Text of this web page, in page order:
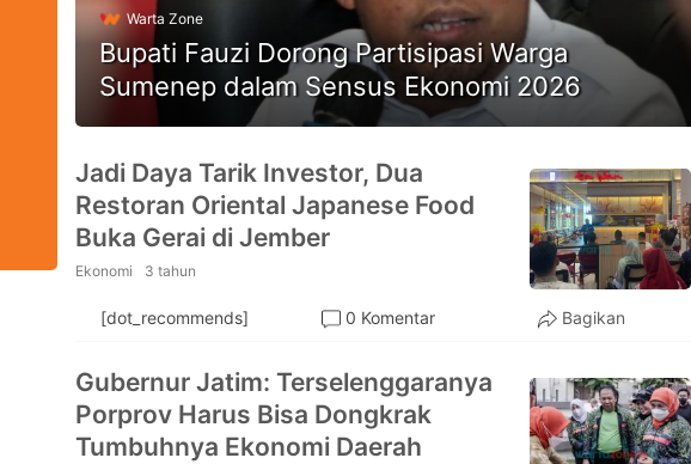
Warta Zone
Bupati Fauzi Dorong Partisipasi Warga
Sumenep dalam Sensus Ekonomi 2026
Jadi Daya Tarik Investor, Dua
Restoran Oriental Japanese Food
Buka Gerai di Jember
Ekonomi 3 tahun
[dot_recommends] 0 Komentar Bagikan
Gubernur Jatim: Terselenggaranya
Porprov Harus Bisa Dongkrak
Tumbuhnya Ekonomi Daerah